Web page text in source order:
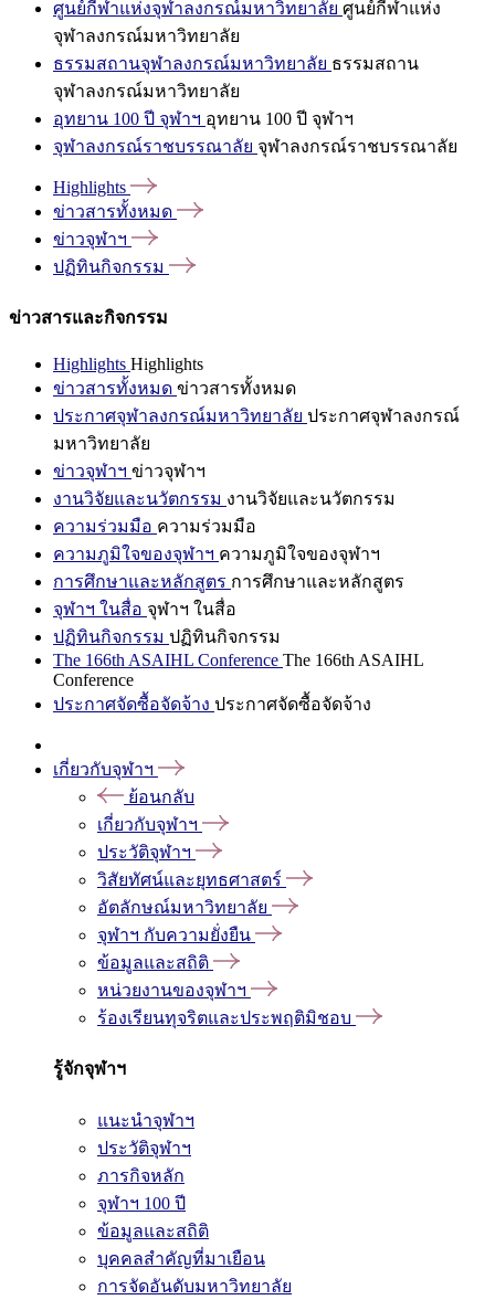
ศูนย์กีฬาแห่งจุฬาลงกรณ์มหาวิทยาลัย ศูนย์กีฬาแห่ง
จุฬาลงกรณ์มหาวิทยาลัย
ธรรมสถานจุฬาลงกรณ์มหาวิทยาลัย ธรรมสถาน
จุฬาลงกรณ์มหาวิทยาลัย
อุทยาน 100 ปี จุฬาฯ อุทยาน 100 ปี จุฬาฯ
จุฬาลงกรณ์ราชบรรณาลัย จุฬาลงกรณ์ราชบรรณาลัย
Highlights
ข่าวสารทั้งหมด
ข่าวจุฬาฯ
ปฏิทินกิจกรรม
ข่าวสารและกิจกรรม
Highlights Highlights
ข่าวสารทั้งหมด ข่าวสารทั้งหมด
ประกาศจุฬาลงกรณ์มหาวิทยาลัย ประกาศจุฬาลงกรณ์
มหาวิทยาลัย
ข่าวจุฬาฯ ข่าวจุฬาฯ
งานวิจัยและนวัตกรรม งานวิจัยและนวัตกรรม
ความร่วมมือ ความร่วมมือ
ความภูมิใจของจุฬาฯ ความภูมิใจของจุฬาฯ
การศึกษาและหลักสูตร การศึกษาและหลักสูตร
จุฬาฯ ในสื่อ จุฬาฯ ในสื่อ
ปฏิทินกิจกรรม ปฏิทินกิจกรรม
The 166th ASAIHL Conference The 166th ASAIHL
Conference
ประกาศจัดซื้อจัดจ้าง ประกาศจัดซื้อจัดจ้าง
เกี่ยวกับจุฬาฯ
ย้อนกลับ
เกี่ยวกับจุฬาฯ
ประวัติจุฬาฯ
วิสัยทัศน์และยุทธศาสตร์
อัตลักษณ์มหาวิทยาลัย
จุฬาฯ กับความยั่งยืน
ข้อมูลและสถิติ
หน่วยงานของจุฬาฯ
ร้องเรียนทุจริตและประพฤติมิชอบ
รู้จักจุฬาฯ
แนะนำจุฬาฯ
ประวัติจุฬาฯ
ภารกิจหลัก
จุฬาฯ 100 ปี
ข้อมูลและสถิติ
บุคคลสำคัญที่มาเยือน
การจัดอันดับมหาวิทยาลัย